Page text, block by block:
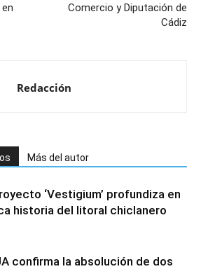
Comercio y Diputación de
Cádiz
Redacción
Más del autor
‘Vestigium’ profundiza en
historia del litoral chiclanero
confirma la absolución de dos